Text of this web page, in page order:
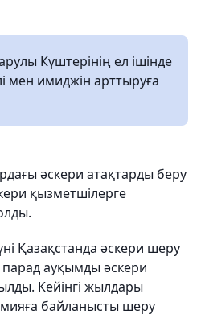
Күштерінің ел ішінде
мен имиджін арттыруға
әскери атақтарды беру
қызметшілерге
Қазақстанда әскери шеру
ауқымды әскери
Кейінгі жылдары
байланысты шеру